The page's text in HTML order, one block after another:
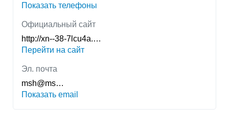
Показать телефоны
Официальный сайт
http://xn--38-7lcu4a.…
Перейти на сайт
Эл. почта
msh@ms…
Показать email